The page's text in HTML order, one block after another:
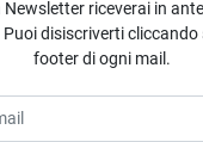
Newsletter riceverai in
disiscriverti cliccando
footer di ogni mail.